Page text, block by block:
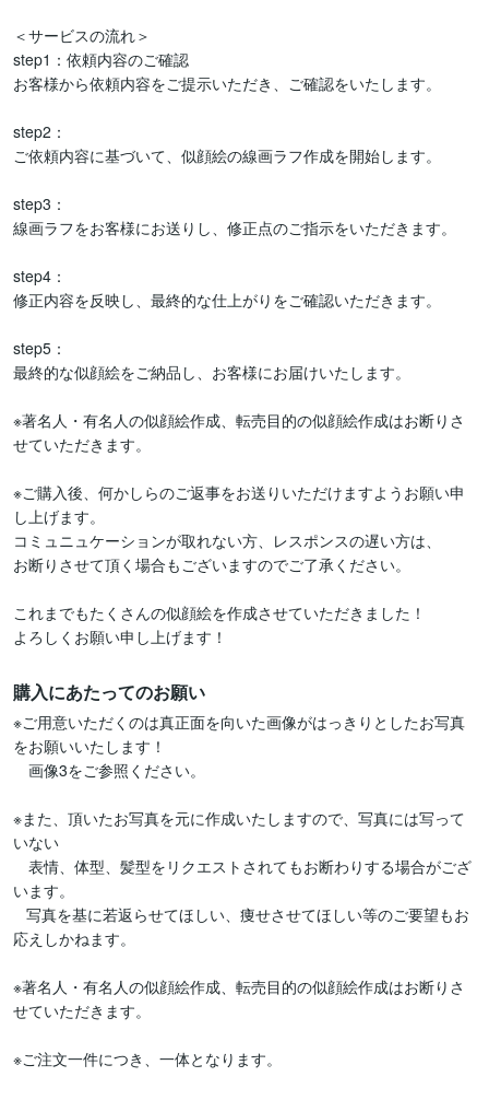
＜サービスの流れ＞
step1：依頼内容のご確認
お客様から依頼内容をご提示いただき、ご確認をいたします。
step2：
ご依頼内容に基づいて、似顔絵の線画ラフ作成を開始します。
step3：
線画ラフをお客様にお送りし、修正点のご指示をいただきます。
step4：
修正内容を反映し、最終的な仕上がりをご確認いただきます。
step5：
最終的な似顔絵をご納品し、お客様にお届けいたします。
※著名人・有名人の似顔絵作成、転売目的の似顔絵作成はお断りさ
せていただきます。
※ご購入後、何かしらのご返事をお送りいただけますようお願い申
し上げます。
コミュニュケーションが取れない方、レスポンスの遅い方は、
お断りさせて頂く場合もございますのでご了承ください。
これまでもたくさんの似顔絵を作成させていただきました！
よろしくお願い申し上げます！
購入にあたってのお願い
※ご用意いただくのは真正面を向いた画像がはっきりとしたお写真
をお願いいたします！
画像3をご参照ください。
※また、頂いたお写真を元に作成いたしますので、写真には写って
いない
表情、体型、髪型をリクエストされてもお断わりする場合がござ
います。
応えしかねます。
※著名人・有名人の似顔絵作成、転売目的の似顔絵作成はお断りさ
せていただきます。
※ご注文一件につき、一体となります。